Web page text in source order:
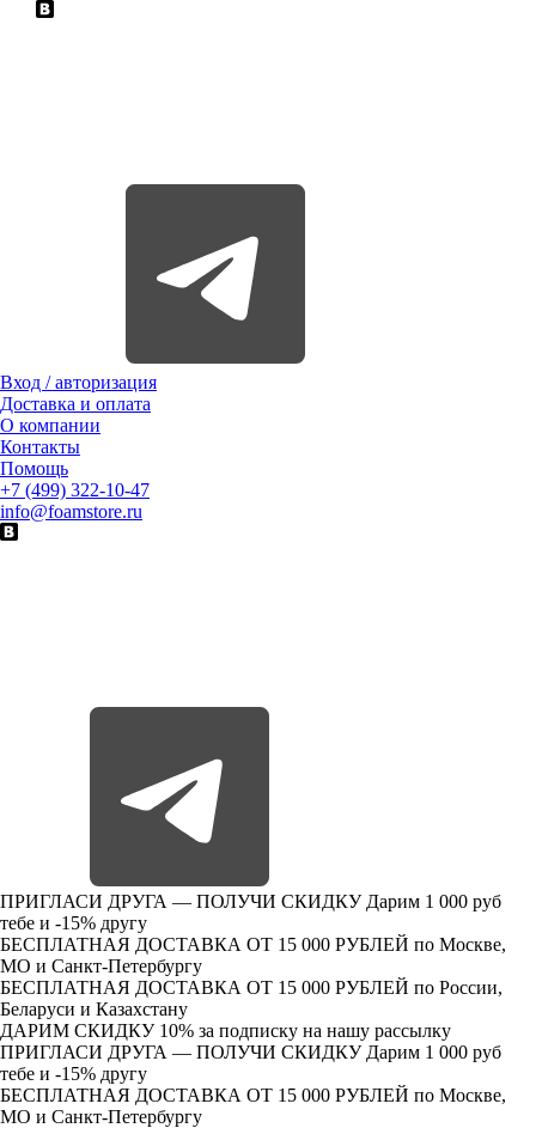
Вход / авторизация
Доставка и оплата
О компании
Контакты
Помощь
+7 (499) 322-10-47
info@foamstore.ru
ПРИГЛАСИ ДРУГА — ПОЛУЧИ СКИДКУ Дарим 1 000 руб
тебе и -15% другу
БЕСПЛАТНАЯ ДОСТАВКА ОТ 15 000 РУБЛЕЙ по Москве,
МО и Санкт-Петербургу
БЕСПЛАТНАЯ ДОСТАВКА ОТ 15 000 РУБЛЕЙ по России,
Беларуси и Казахстану
ДАРИМ СКИДКУ 10% за подписку на нашу рассылку
ПРИГЛАСИ ДРУГА — ПОЛУЧИ СКИДКУ Дарим 1 000 руб
тебе и -15% другу
БЕСПЛАТНАЯ ДОСТАВКА ОТ 15 000 РУБЛЕЙ по Москве,
МО и Санкт-Петербургу